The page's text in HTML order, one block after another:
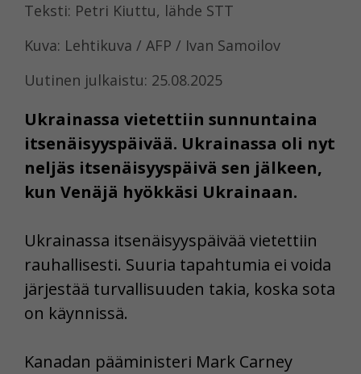
Teksti: Petri Kiuttu, lähde STT
Kuva: Lehtikuva / AFP / Ivan Samoilov
Uutinen julkaistu: 25.08.2025
Ukrainassa vietettiin sunnuntaina
itsenäisyyspäivää. Ukrainassa oli nyt
neljäs itsenäisyyspäivä sen jälkeen,
kun Venäjä hyökkäsi Ukrainaan.
Ukrainassa itsenäisyyspäivää vietettiin
rauhallisesti. Suuria tapahtumia ei voida
järjestää turvallisuuden takia, koska sota
on käynnissä.
Kanadan pääministeri Mark Carney